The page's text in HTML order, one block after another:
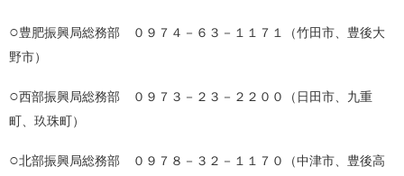
○豊肥振興局総務部 ０９７４－６３－１１７１（竹田市、豊後大
野市）
○西部振興局総務部 ０９７３－２３－２２００（日田市、九重
町、玖珠町）
○北部振興局総務部 ０９７８－３２－１１７０（中津市、豊後高